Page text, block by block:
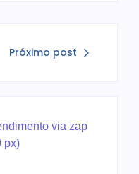
Próximo post